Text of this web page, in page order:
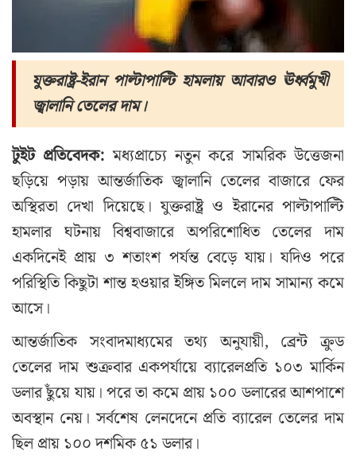
যুক্তরাষ্ট্র-ইরান পাল্টাপাল্টি হামলায় আবারও ঊর্ধ্বমুখী
জ্বালানি তেলের দাম।
টুইট প্রতিবেদক: মধ্যপ্রাচ্যে নতুন করে সামরিক উত্তেজনা
ছড়িয়ে পড়ায় আন্তর্জাতিক জ্বালানি তেলের বাজারে ফের
অস্থিরতা দেখা দিয়েছে। যুক্তরাষ্ট্র ও ইরানের পাল্টাপাল্টি
হামলার ঘটনায় বিশ্ববাজারে অপরিশোধিত তেলের দাম
একদিনেই প্রায় ৩ শতাংশ পর্যন্ত বেড়ে যায়। যদিও পরে
পরিস্থিতি কিছুটা শান্ত হওয়ার ইঙ্গিত মিললে দাম সামান্য কমে
আসে।
আন্তর্জাতিক সংবাদমাধ্যমের তথ্য অনুযায়ী, ব্রেন্ট ক্রুড
তেলের দাম শুক্রবার একপর্যায়ে ব্যারেলপ্রতি ১০৩ মার্কিন
ডলার ছুঁয়ে যায়। পরে তা কমে প্রায় ১০০ ডলারের আশপাশে
অবস্থান নেয়। সর্বশেষ লেনদেনে প্রতি ব্যারেল তেলের দাম
ছিল প্রায় ১০০ দশমিক ৫১ ডলার।